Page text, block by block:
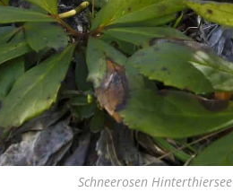
Schneerosen Hinterthiersee